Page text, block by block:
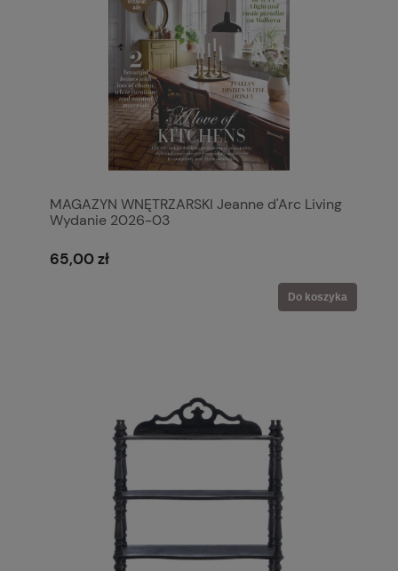
MAGAZYN WNĘTRZARSKI Jeanne d'Arc Living
Wydanie 2026-03
65,00 zł
Do koszyka